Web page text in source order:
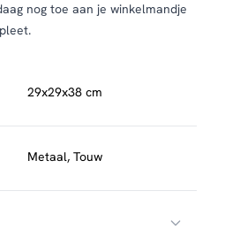
nog toe aan je winkelmandje
29x29x38 cm
Metaal, Touw